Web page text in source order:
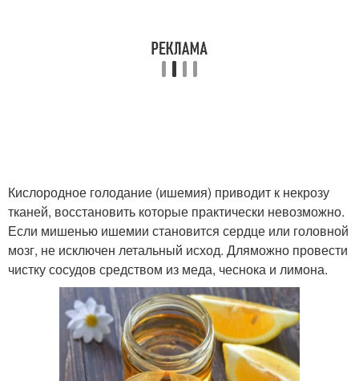
Кислородное голодание (ишемия) приводит к некрозу
тканей, восстановить которые практически невозможно.
Если мишенью ишемии становится сердце или головной
мозг, не исключен летальный исход. Дляможно провести
чистку сосудов средством из меда, чеснока и лимона.